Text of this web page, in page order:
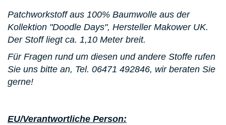
Patchworkstoff aus 100% Baumwolle aus der
Kollektion "Doodle Days", Hersteller Makower UK.
Der Stoff liegt ca. 1,10 Meter breit.
Für Fragen rund um diesen und andere Stoffe rufen
Sie uns bitte an, Tel. 06471 492846, wir beraten Sie
gerne!
EU/Verantwortliche Person: